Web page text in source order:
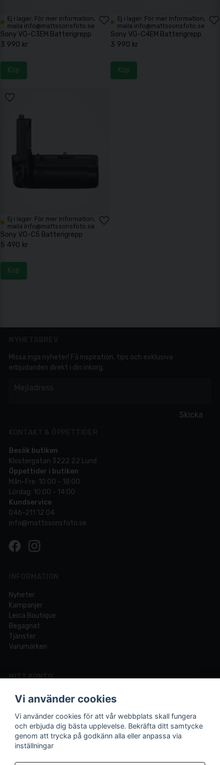
Ej i lager. För mer information,
maila info@mattssonsfoto.se
Sony VG-C3EM Batterigrepp
3 990 kr
Köp
Ej i lager. För mer information,
maila info@mattssonsfoto.se
Sony VG-C4EM Batterigrepp
3 990 kr
Köp
Ej i lager. För mer information,
maila info@mattssonsfoto.se
Sony VG-C5 Batterigrepp
5 490 kr
Köp
Skicka
Missa inga nyheter! Få inspiration, tips och exklusiva
erbjudanden direkt i din inkorg.
Besök butiken
Klostergatan 3222 22 Lund
Öppettider i butiken
Mån-Fre: 10:00 - 18:00
Lördag: 10:00 - 14:00
Kundservice
046-211 12 04
info@mattssonsfoto.se
Nyheter
Kampanjer
Leica Boutique
Begagnat
Tjänster
Varumärken
MITT KONTO
Logga in
Registrera dig
Glömt lösenord?
Vi använder cookies
Vi använder cookies för att vår webbplats skall fungera
och erbjuda dig bästa upplevelse. Bekräfta ditt samtycke
genom att trycka på godkänn alla eller anpassa via
inställningar